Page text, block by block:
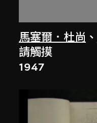
馬塞爾．杜尚 、
請觸摸
1947